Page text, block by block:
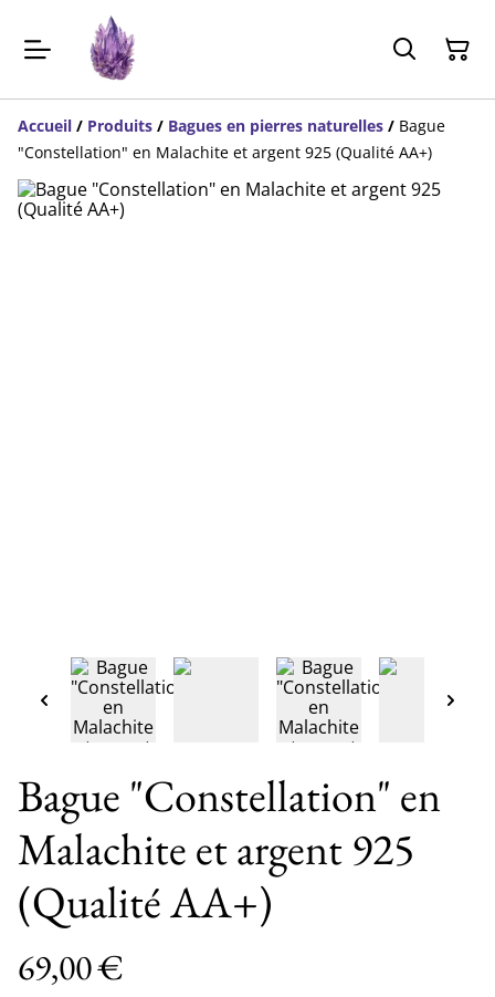
Accueil / Produits / Bagues en pierres naturelles / Bague
"Constellation" en Malachite et argent 925 (Qualité AA+)
Bague "Constellation" en
Malachite et argent 925
(Qualité AA+)
69,00 €